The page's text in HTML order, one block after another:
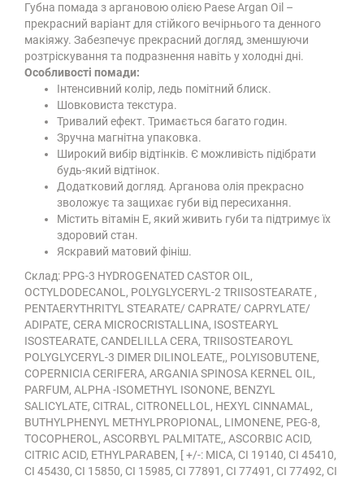
Губна помада з аргановою олією Paese Argan Oil –
прекрасний варіант для стійкого вечірнього та денного
макіяжу. Забезпечує прекрасний догляд, зменшуючи
розтріскування та подразнення навіть у холодні дні.
Особливості помади:
Інтенсивний колір, ледь помітний блиск.
Шовковиста текстура.
Тривалий ефект. Тримається багато годин.
Зручна магнітна упаковка.
Широкий вибір відтінків. Є можливість підібрати
будь-який відтінок.
Додатковий догляд. Арганова олія прекрасно
зволожує та защихає губи від пересихання.
Містить вітамін Е, який живить губи та підтримує їх
здоровий стан.
Яскравий матовий фініш.
Склад: PPG-3 HYDROGENATED CASTOR OIL,
OCTYLDODECANOL, POLYGLYCERYL-2 TRIISOSTEARATE ,
PENTAERYTHRITYL STEARATE/ CAPRATE/ CAPRYLATE/
ADIPATE, CERA MICROCRISTALLINA, ISOSTEARYL
ISOSTEARATE, CANDELILLA CERA, TRIISOSTEAROYL
POLYGLYCERYL-3 DIMER DILINOLEATE,, POLYISOBUTENE,
COPERNICIA CERIFERA, ARGANIA SPINOSA KERNEL OIL,
PARFUM, ALPHA -ISOMETHYL ISONONE, BENZYL
SALICYLATE, CITRAL, CITRONELLOL, HEXYL CINNAMAL,
BUTHYLPHENYL METHYLPROPIONAL, LIMONENE, PEG-8,
TOCOPHEROL, ASCORBYL PALMITATE,, ASCORBIC ACID,
CITRIC ACID, ETHYLPARABEN, [ +/-: MICA, CI 19140, CI 45410,
CI 45430, CI 15850, CI 15985, CI 77891, CI 77491, CI 77492, CI